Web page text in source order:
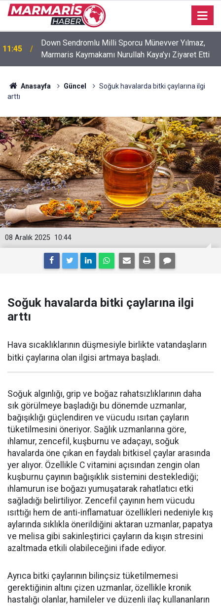
11:45
Down Sendromlu Milli Sporcu Münevver Yılmaz,
Marmaris Kaymakamı Nurullah Kaya’yı Ziyaret Etti
Anasayfa Güncel
Soğuk havalarda bitki çaylarına ilgi
arttı
10:44
08 Aralık 2025
Soğuk havalarda bitki çaylarına ilgi
arttı
Hava sıcaklıklarının düşmesiyle birlikte vatandaşların
bitki çaylarına olan ilgisi artmaya başladı.
Soğuk algınlığı, grip ve boğaz rahatsızlıklarının daha
sık görülmeye başladığı bu dönemde uzmanlar,
bağışıklığı güçlendiren ve vücudu ısıtan çayların
tüketilmesini öneriyor. Sağlık uzmanlarına göre,
ıhlamur, zencefil, kuşburnu ve adaçayı, soğuk
havalarda öne çıkan en faydalı bitkisel çaylar arasında
yer alıyor. Özellikle C vitamini açısından zengin olan
kuşburnu çayının bağışıklık sistemini desteklediği;
ıhlamurun ise boğazı yumuşatarak rahatlatıcı etki
sağladığı belirtiliyor. Zencefil çayının hem vücudu
ısıttığı hem de anti-inflamatuar özellikleri nedeniyle kış
aylarında sıklıkla önerildiğini aktaran uzmanlar, papatya
ve melisa gibi sakinleştirici çayların da kışın stresini
azaltmada etkili olabileceğini ifade ediyor.
Ayrıca bitki çaylarının bilinçsiz tüketilmemesi
gerektiğinin altını çizen uzmanlar, özellikle kronik
hastalığı olanlar, hamileler ve düzenli ilaç kullananların